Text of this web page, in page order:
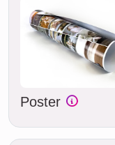
Poster